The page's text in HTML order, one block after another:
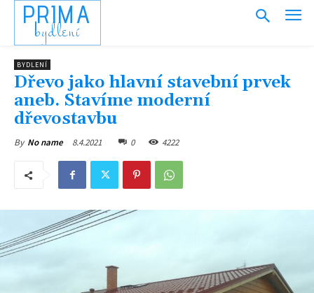
PRIMA
bydlení
BYDLENÍ
Dřevo jako hlavní stavební prvek
aneb. Stavíme moderní
dřevostavbu
By No name 8.4.2021 0 4222